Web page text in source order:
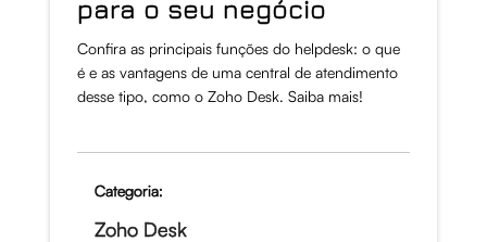
para o seu negócio
Confira as principais funções do helpdesk: o que
é e as vantagens de uma central de atendimento
desse tipo, como o Zoho Desk. Saiba mais!
Categoria:
Zoho Desk